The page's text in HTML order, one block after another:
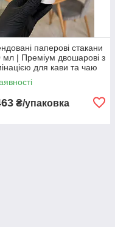
паперові стакани
мл | Преміум двошарові з
для кави та чаю
1000 шт.)
₴/упаковка